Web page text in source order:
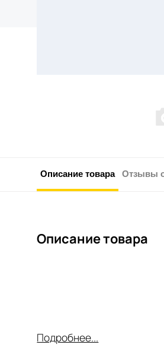
Описание товара Отзывы
Описание товара
Подробнее...